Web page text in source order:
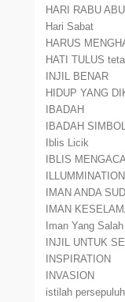
HARI RABU
Hari Sabat
HARUS
HATI TULUS
INJIL BENAR
HIDUP YANG
IBADAH
IBADAH
Iblis Licik
IBLIS
IMAN ANDA
IMAN
Iman Yang Salah
INJIL UNTUK
INSPIRATION
INVASION
istilah